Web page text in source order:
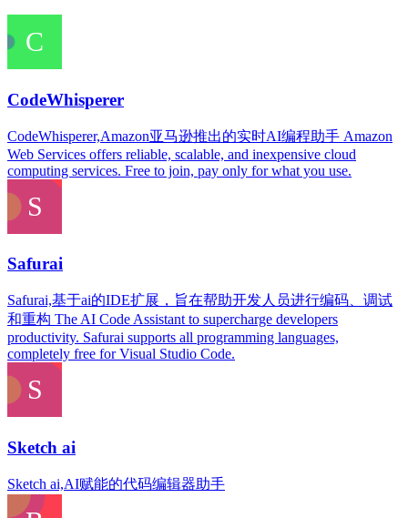
CodeWhisperer
CodeWhisperer,Amazon亚马逊推出的实时AI编程助手 Amazon
Web Services offers reliable, scalable, and inexpensive cloud
computing services. Free to join, pay only for what you use.
Safurai
Safurai,基于ai的IDE扩展，旨在帮助开发人员进行编码、调试
和重构 The AI Code Assistant to supercharge developers
productivity. Safurai supports all programming languages,
completely free for Visual Studio Code.
Sketch ai
Sketch ai,AI赋能的代码编辑器助手